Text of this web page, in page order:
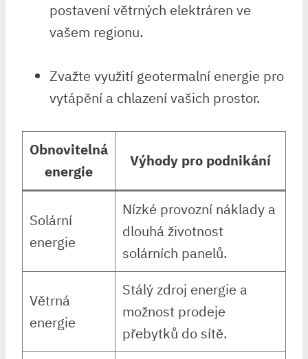
postavení větrných elektráren ve
vašem regionu.
Zvažte využití geotermalní energie pro
vytápění a chlazení vašich prostor.
Obnovitelná
energie
Výhody pro podnikání
Solární
energie
Nízké provozní náklady a
dlouhá životnost
solárních panelů.
Větrná
energie
Stálý zdroj energie a
možnost prodeje
přebytků do sítě.